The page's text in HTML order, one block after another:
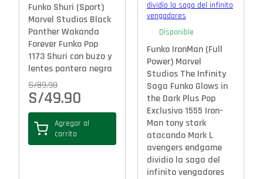
Funko Shuri (Sport)
Marvel Studios Black
Panther Wakanda
Forever Funko Pop
1173 Shuri con buzo y
lentes pantera negra
S/89.90
S/49.90
Agregar al
carrito
Disponible
Funko IronMan (Full
Power) Marvel
Studios The Infinity
Saga Funko Glows in
the Dark Plus Pop
Exclusivo 1555 Iron-
Man tony stark
atacando Mark L
avengers endgame
dividio la saga del
infinito vengadores